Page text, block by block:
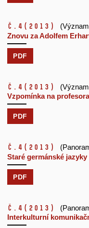
č.4 (2013)
Znovu za Adolfem
PDF
č.4 (2013)
Vzpomínka na
PDF
č.4 (2013)
Staré germánské jazyky
PDF
č.4 (2013)
Interkulturní